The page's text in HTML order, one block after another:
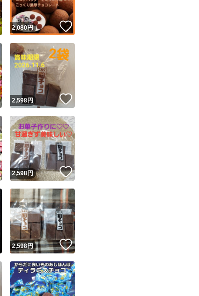
このユーザーは高頻度で24時間以内＆設定した発送日数内に発送してい
ます
このユーザーは高頻度で24時間以内に発送しています
このユーザーは設定した発送日数内に発送しています
いいね！
2,080円
いいね！
2,598円
いいね！
2,598円 いいね！
いいね！
2,598円 いいね！